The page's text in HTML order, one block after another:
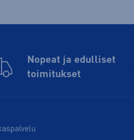
Nopeat ja edulliset
toimitukset